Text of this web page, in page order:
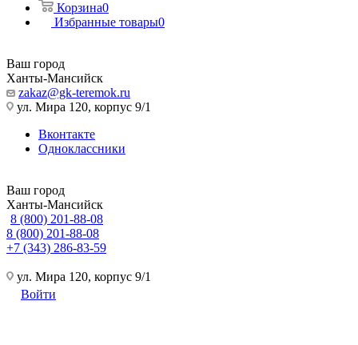
Корзина0
Избранные товары0
Ваш город
Ханты-Мансийск
zakaz@gk-teremok.ru
ул. Мира 120, корпус 9/1
Вконтакте
Одноклассники
Ваш город
Ханты-Мансийск
8 (800) 201-88-08
8 (800) 201-88-08
+7 (343) 286-83-59
ул. Мира 120, корпус 9/1
Войти